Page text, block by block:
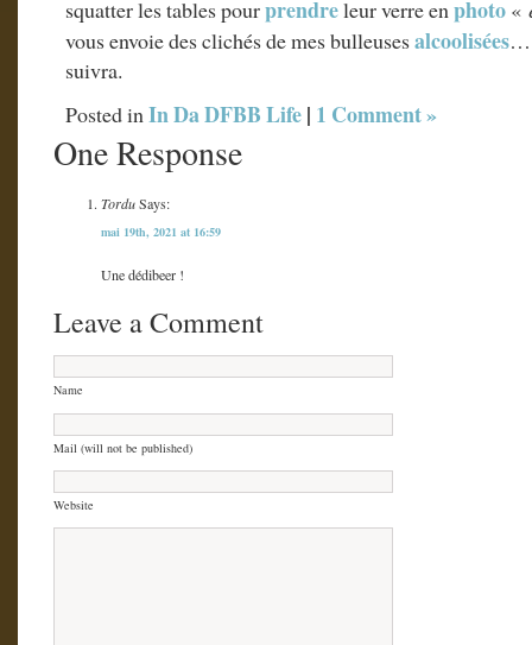
squatter les tables pourprendreleur verre en photo «
vous envoie des clichés de mes bulleusesalcoolisées…
suivra.
Posted in In Da DFBB Life| 1 Comment »
One Response
TorduSays:
mai 19th, 2021 at 16:59
Une dédibeer !
Leave a Comment
Name
Mail (will not be published)
Website